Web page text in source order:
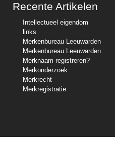
Recente Artikelen
Intellectueel eigendom
links
Merkenbureau Leeuwarden
Merkenbureau Leeuwarden
Merknaam registreren?
Merkonderzoek
Merkrecht
Merkregistratie